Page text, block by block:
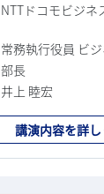
NTTドコモビジネ
常務執行役員 ビ
部長
井上 睦宏
講演内容を詳